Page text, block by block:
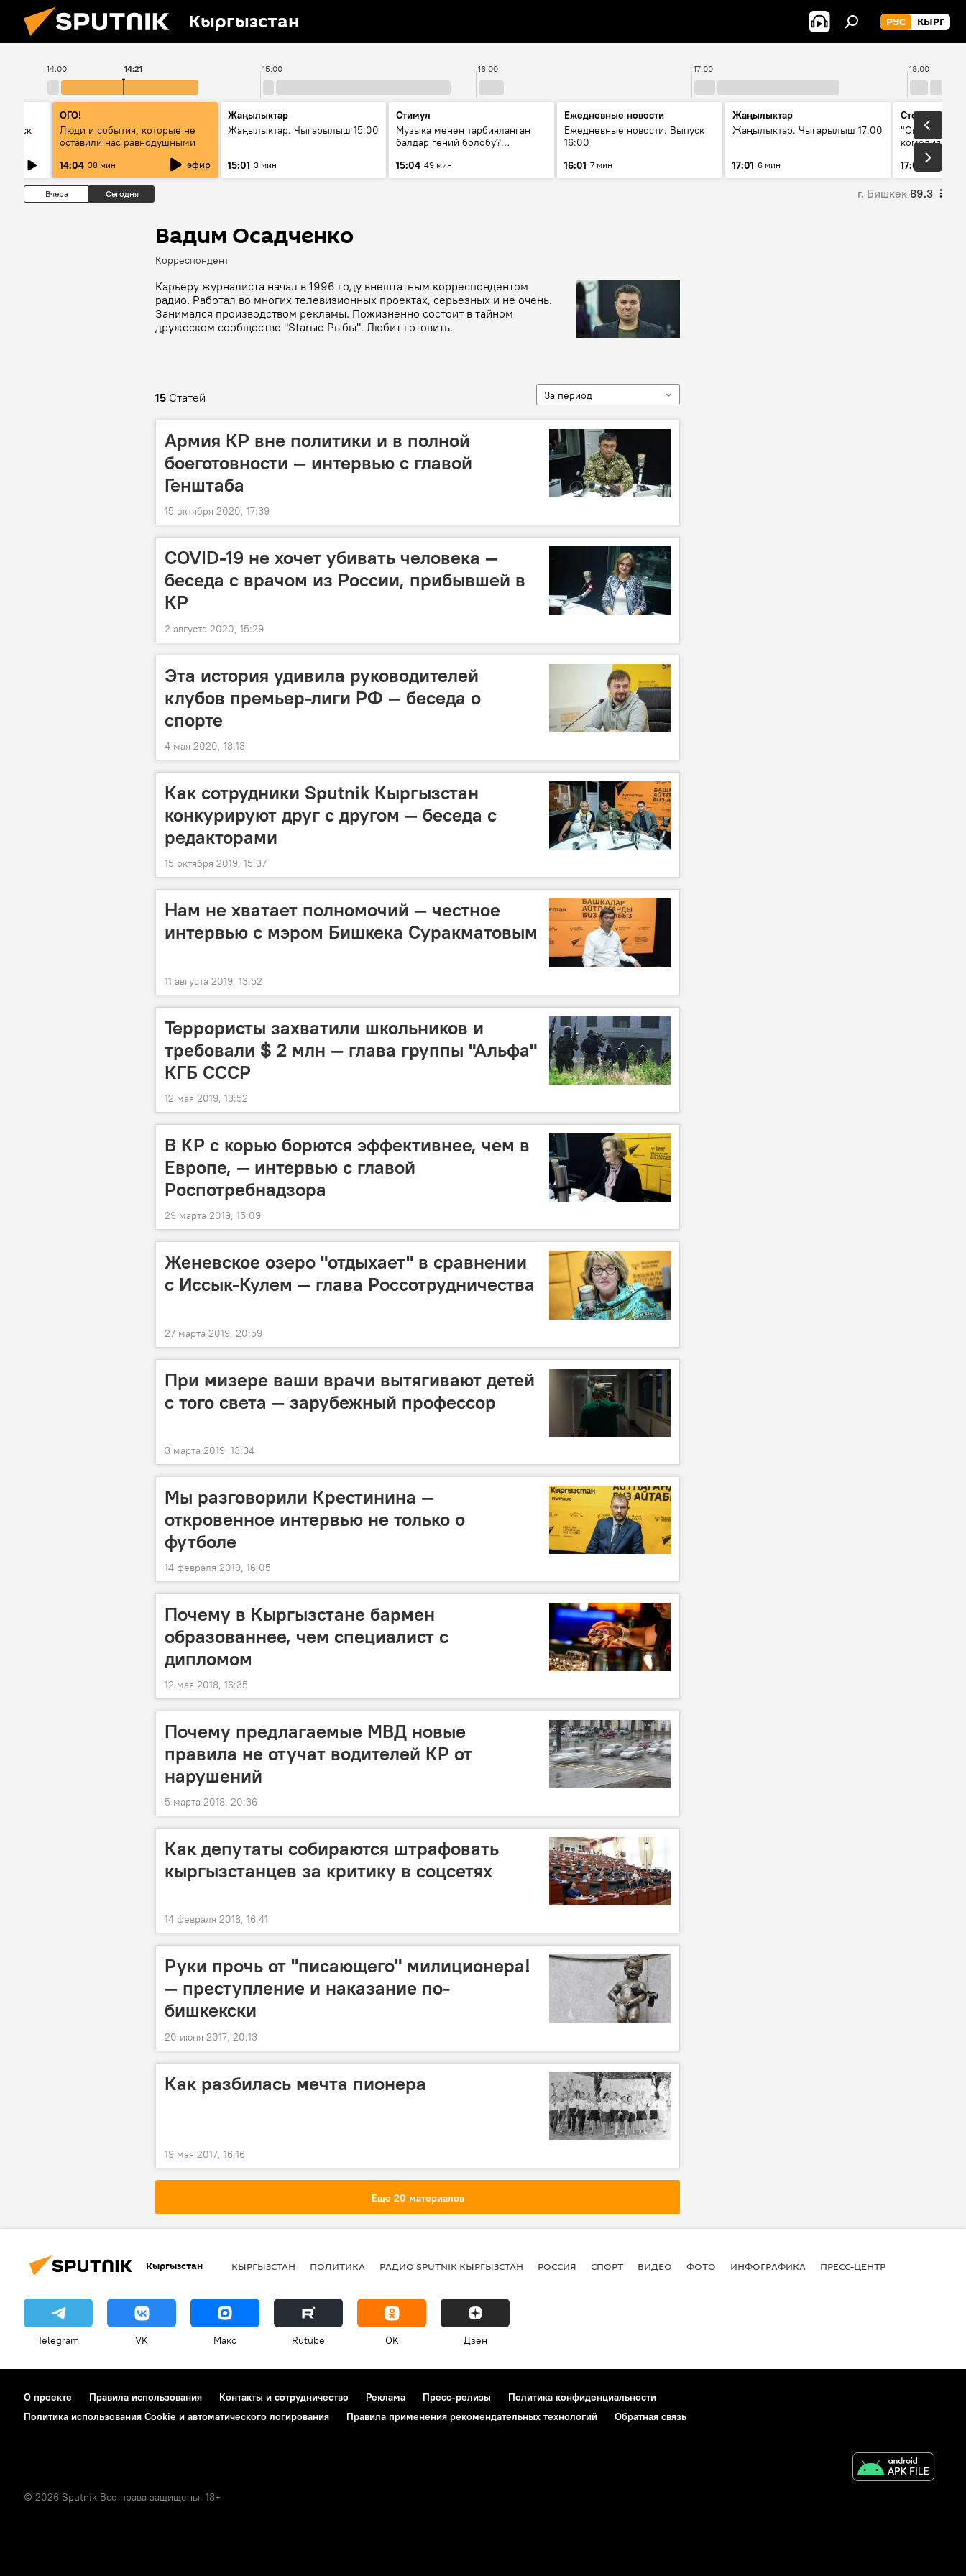
Кыргызстан РУС КЫРГ
14:00 15:00 16:00 17:00 18:00
14:21
ОГО!
Люди и события, которые не
оставили нас равнодушными
14:04 38 мин эфир
Жаңылыктар
Жаңылыктар. Чыгарылыш 15:00
15:01 3 мин
Стимул
Музыка менен тарбияланган
балдар гений болобу?
музыканын орду
15:04 49 мин
Ежедневные новости
Ежедневные новости. Выпуск
16:00
16:01 7 мин
Жаңылыктар
Жаңылыктар. Чыгарылыш 17:00
17:01 6 мин
Стоп кадр
"Окен ава" —
комедиясы
17:07
34 мин
Вчера Сегодня г. Бишкек 89.3
Вадим Осадченко
Корреспондент
Карьеру журналиста начал в 1996 году внештатным корреспондентом
радио. Работал во многих телевизионных проектах, серьезных и не очень.
Занимался производством рекламы. Пожизненно состоит в тайном
дружеском сообществе "Starые Рыбы". Любит готовить.
15 Статей За период
Армия КР вне политики и в полной
боеготовности — интервью с главой
Генштаба
15 октября 2020, 17:39
COVID-19 не хочет убивать человека —
беседа с врачом из России, прибывшей в
КР
2 августа 2020, 15:29
Эта история удивила руководителей
клубов премьер-лиги РФ — беседа о
спорте
4 мая 2020, 18:13
Как сотрудники Sputnik Кыргызстан
конкурируют друг с другом — беседа с
редакторами
15 октября 2019, 15:37
Нам не хватает полномочий — честное
интервью с мэром Бишкека Суракматовым
11 августа 2019, 13:52
Террористы захватили школьников и
требовали $ 2 млн — глава группы "Альфа"
КГБ СССР
12 мая 2019, 13:52
В КР с корью борются эффективнее, чем в
Европе, — интервью с главой
Роспотребнадзора
29 марта 2019, 15:09
Женевское озеро "отдыхает" в сравнении
с Иссык-Кулем — глава Россотрудничества
27 марта 2019, 20:59
При мизере ваши врачи вытягивают детей
с того света — зарубежный профессор
3 марта 2019, 13:34
Мы разговорили Крестинина —
откровенное интервью не только о
футболе
14 февраля 2019, 16:05
Почему в Кыргызстане бармен
образованнее, чем специалист с
дипломом
12 мая 2018, 16:35
Почему предлагаемые МВД новые
правила не отучат водителей КР от
нарушений
5 марта 2018, 20:36
Как депутаты собираются штрафовать
кыргызстанцев за критику в соцсетях
14 февраля 2018, 16:41
Руки прочь от "писающего" милиционера!
— преступление и наказание по-
бишкекски
20 июня 2017, 20:13
Как разбилась мечта пионера
19 мая 2017, 16:16
Еще 20 материалов
Кыргызстан КЫРГЫЗСТАН ПОЛИТИКА РАДИО SPUTNIK КЫРГЫЗСТАН РОССИЯ СПОРТ ВИДЕО ФОТО ИНФОГРАФИКА ПРЕСС-ЦЕНТР
Telegram VK Макс Rutube OK Дзен
О проекте Правила использования Контакты и сотрудничество Реклама Пресс-релизы
Политика конфиденциальности
Политика использования Cookie и автоматического логирования
Правила применения рекомендательных технологий Обратная связь
© 2026 Sputnik Все права защищены. 18+